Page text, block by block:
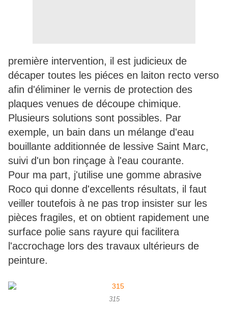
première intervention, il est judicieux de
décaper toutes les piéces en laiton recto verso
afin d'éliminer le vernis de protection des
plaques venues de découpe chimique.
Plusieurs solutions sont possibles. Par
exemple, un bain dans un mélange d'eau
bouillante additionnée de lessive Saint Marc,
suivi d'un bon rinçage à l'eau courante.
Pour ma part, j'utilise une gomme abrasive
Roco qui donne d'excellents résultats, il faut
veiller toutefois à ne pas trop insister sur les
pièces fragiles, et on obtient rapidement une
surface polie sans rayure qui facilitera
l'accrochage lors des travaux ultérieurs de
peinture.
315